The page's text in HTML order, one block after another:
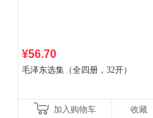
¥56.70
毛泽东选集（全四册，32开）
加入购物车 收藏